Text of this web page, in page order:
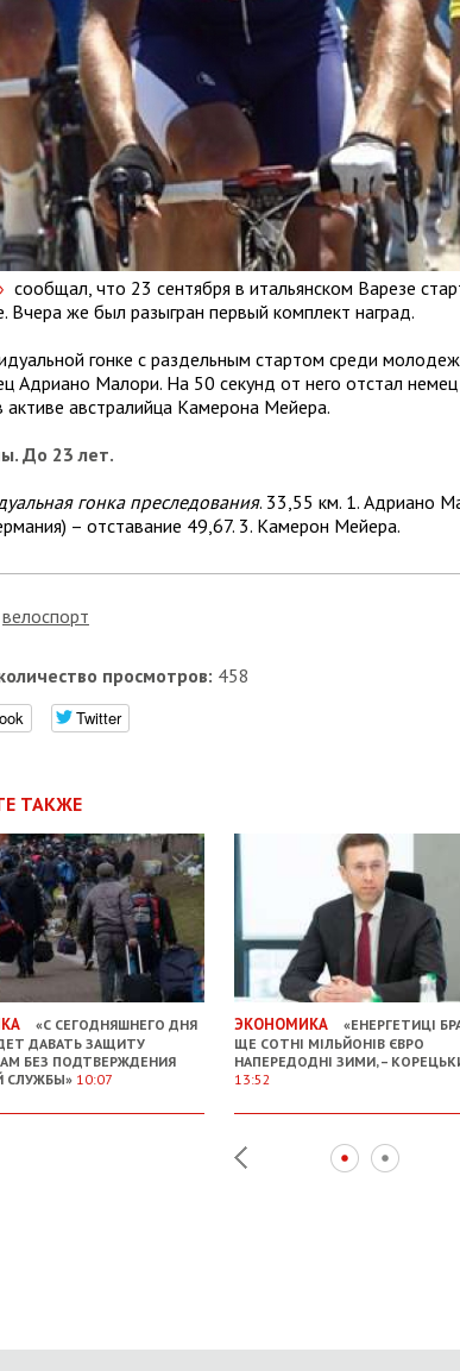
сообщал, что 23 сентября в итальянском Варезе
Вчера же был разыгран первый комплект наград.
гонке с раздельным стартом среди
Адриано Малори. На 50 секунд от него отстал
активе австралийца Камерона Мейера.
До 23 лет.
гонка преследования. 33,55 км. 1. Адриано
– отставание 49,67. 3. Камерон Мейера.
велоcпорт
просмотров: 458
Twitter
ТАКЖЕ
«С СЕГОДНЯШНЕГО ДНЯ
ДАВАТЬ ЗАЩИТУ
БЕЗ ПОДТВЕРЖДЕНИЯ
СЛУЖБЫ» 10:07
ЭКОНОМИКА
«ЕНЕРГЕТИЦІ
ЩЕ СОТНІ МІЛЬЙОНІВ ЄВРО
НАПЕРЕДОДНІ ЗИМИ, –
13:52